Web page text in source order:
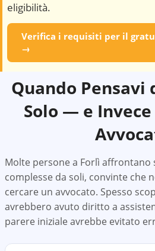
eligibilità.
Verifica i requisiti per il
→
Quando Pensavi
Solo — e
Molte persone a Forlì affrontano
complesse da soli, convinte che
cercare un avvocato. Spesso
avrebbero avuto diritto a
parere iniziale avrebbe evitato